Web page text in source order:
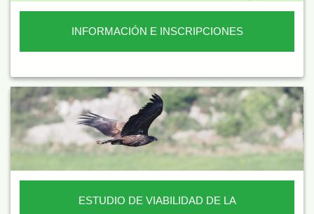
INFORMACIÓN E INSCRIPCIONES
ESTUDIO DE VIABILIDAD DE LA